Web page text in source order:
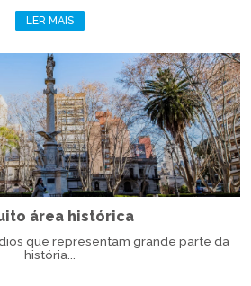
LER MAIS
área histórica
que representam grande parte da
história...